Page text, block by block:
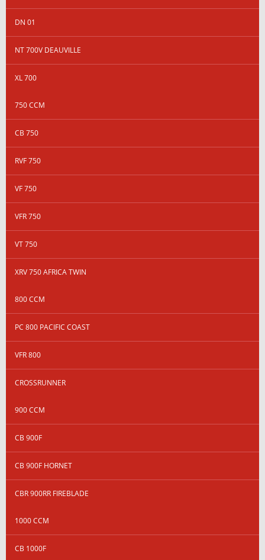
DN 01
NT 700V DEAUVILLE
XL 700
750 CCM
CB 750
RVF 750
VF 750
VFR 750
VT 750
XRV 750 AFRICA TWIN
800 CCM
PC 800 PACIFIC COAST
VFR 800
CROSSRUNNER
900 CCM
CB 900F
CB 900F HORNET
CBR 900RR FIREBLADE
1000 CCM
CB 1000F